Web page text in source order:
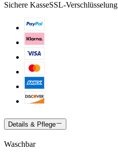
Sichere KasseSSL-Verschlüsselung
Details & Pflege
Waschbar